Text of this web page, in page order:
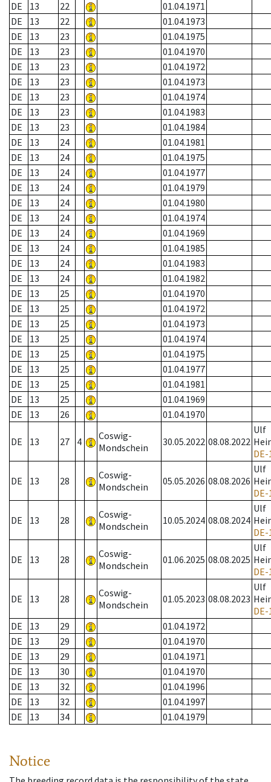
DE
13 22
01.04.1971
DE
13 22
01.04.1973
DE
13 23
01.04.1975
DE
13 23
01.04.1970
DE
13 23
01.04.1972
DE
13 23
01.04.1973
DE
13 23
01.04.1974
DE
13 23
01.04.1983
DE
13 23
01.04.1984
DE
13 24
01.04.1981
DE
13 24
01.04.1975
DE
13 24
01.04.1977
DE
13 24
01.04.1979
DE
13 24
01.04.1980
DE
13 24
01.04.1974
DE
13 24
01.04.1969
DE
13 24
01.04.1985
DE
13 24
01.04.1983
DE
13 24
01.04.1982
DE
13 25
01.04.1970
DE
13 25
01.04.1972
DE
13 25
01.04.1973
DE
13 25
01.04.1974
DE
13 25
01.04.1975
DE
13 25
01.04.1977
DE
13 25
01.04.1981
DE
13 25
01.04.1969
DE
13 26 01.04.1970
DE 13 27 4
Coswig-
Mondschein
30.05.2022 08.08.2022
Ulf
DE 13 28
Coswig-
Mondschein
05.05.2026 08.08.2026
Ulf
DE 13 28
Coswig-
Mondschein
10.05.2024 08.08.2024
Ulf
DE 13 28
Coswig-
Mondschein
01.06.2025 08.08.2025
Ulf
DE 13 28
Coswig-
Mondschein
01.05.2023 08.08.2023
Ulf
DE
13 29
01.04.1972
DE
13 29
01.04.1970
DE
13 29
01.04.1971
DE
13 30
01.04.1970
DE
13 32
01.04.1996
DE
13 32
01.04.1997
DE
13 34 01.04.1979
Notice